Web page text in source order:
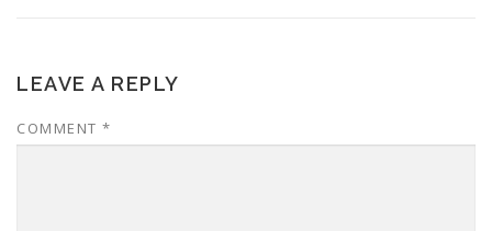
LEAVE A REPLY
COMMENT *